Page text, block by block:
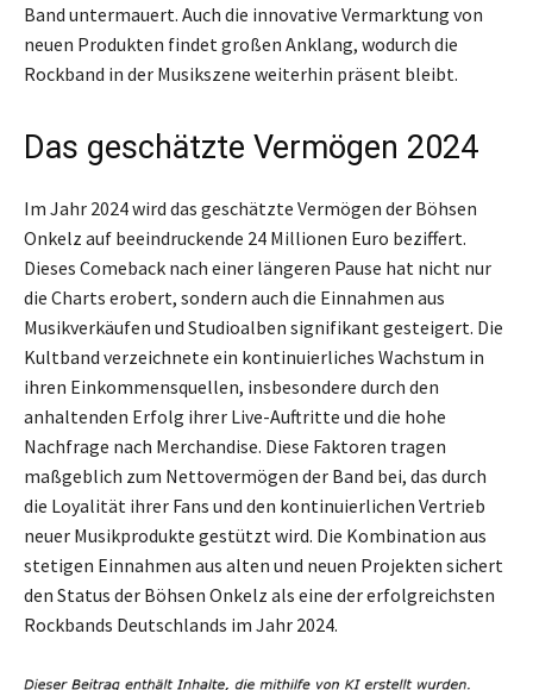
Band untermauert. Auch die innovative Vermarktung von
neuen Produkten findet großen Anklang, wodurch die
Rockband in der Musikszene weiterhin präsent bleibt.
Das geschätzte Vermögen 2024
Im Jahr 2024 wird das geschätzte Vermögen der Böhsen
Onkelz auf beeindruckende 24 Millionen Euro beziffert.
Dieses Comeback nach einer längeren Pause hat nicht nur
die Charts erobert, sondern auch die Einnahmen aus
Musikverkäufen und Studioalben signifikant gesteigert. Die
Kultband verzeichnete ein kontinuierliches Wachstum in
ihren Einkommensquellen, insbesondere durch den
anhaltenden Erfolg ihrer Live-Auftritte und die hohe
Nachfrage nach Merchandise. Diese Faktoren tragen
maßgeblich zum Nettovermögen der Band bei, das durch
die Loyalität ihrer Fans und den kontinuierlichen Vertrieb
neuer Musikprodukte gestützt wird. Die Kombination aus
stetigen Einnahmen aus alten und neuen Projekten sichert
den Status der Böhsen Onkelz als eine der erfolgreichsten
Rockbands Deutschlands im Jahr 2024.